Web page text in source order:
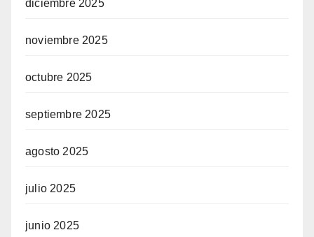
diciembre 2025
noviembre 2025
octubre 2025
septiembre 2025
agosto 2025
julio 2025
junio 2025